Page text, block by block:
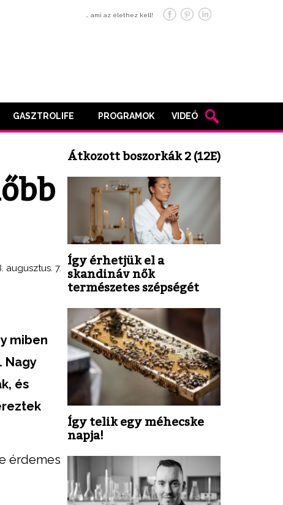
… ami az élethez kell!
GASZTROLIFE PROGRAMOK VIDEÓ
augusztus. 7.
miben
Nagy
és
érdemes
Átkozott boszorkák 2 (12E)
Így érhetjük el a
skandináv nők
természetes szépségét
Így telik egy méhecske
napja!